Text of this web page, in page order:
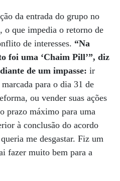
da entrada do grupo no
o que impedia o retorno de
de interesses. “Na
foi uma ‘Chaim Pill’”, diz
de um impasse: ir
para o dia 31 de
ou vender suas ações
prazo máximo para uma
à conclusão do acordo
me desgastar. Fiz um
fazer muito bem para a